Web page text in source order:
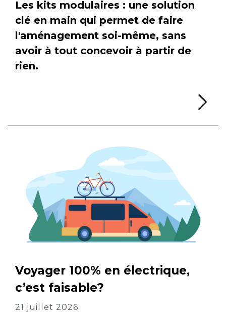
Les kits modulaires : une solution
clé en main qui permet de faire
l'aménagement soi-même, sans
avoir à tout concevoir à partir de
rien.
Voyager 100% en électrique,
c’est faisable?
21 juillet 2026